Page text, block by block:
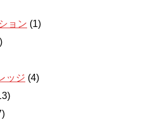
ョン (1)
ッジ (4)